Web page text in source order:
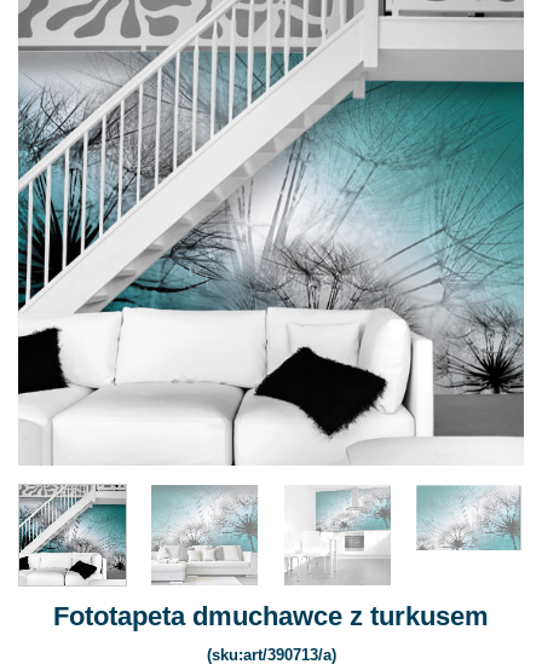
Fototapeta dmuchawce z turkusem
(sku:art/390713/a)